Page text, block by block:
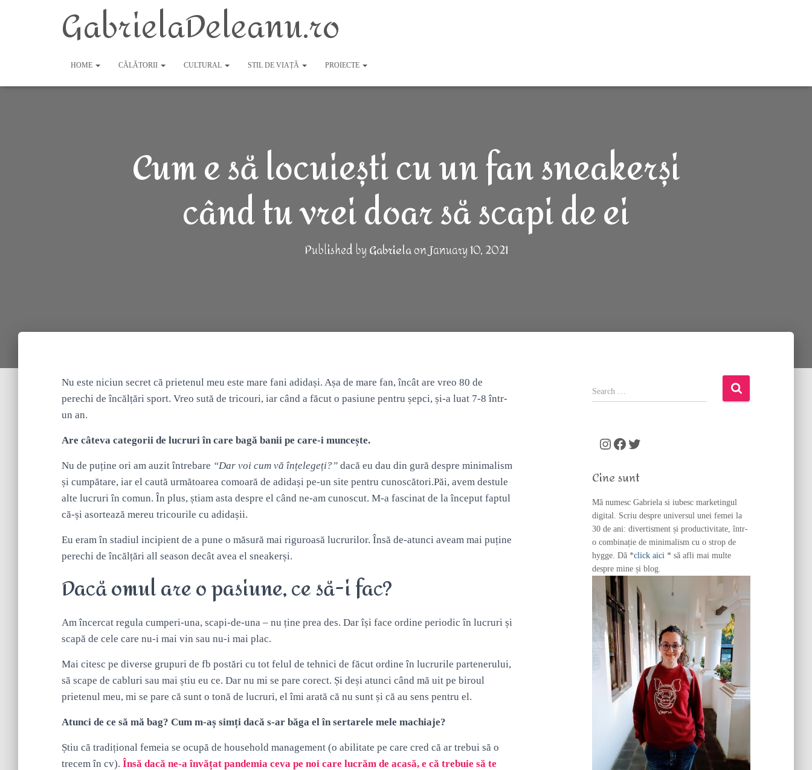
GabrielaDeleanu.ro
HOME CĂLĂTORII CULTURAL STIL DE VIAȚĂ PROIECTE
Cum e să locuiești cu un fan sneakerși
când tu vrei doar să scapi de ei
Published byGabrielaonJanuary 10, 2021
Nu este niciun secret că prietenul meu este mare fani adidași. Așa de mare fan, încât are vreo 80 de
perechi de încălțări sport. Vreo sută de tricouri, iar când a făcut o pasiune pentru șepci, și-a luat 7-8 într-
un an.
Are câteva categorii de lucruri în care bagă banii pe care-i muncește.
Nu de puține ori am auzit întrebare “Dar voi cum vă înțelegeți?” dacă eu dau din gură despre minimalism
și cumpătare, iar el caută următoarea comoară de adidași pe-un site pentru cunoscători.Păi, avem destule
alte lucruri în comun. În plus, știam asta despre el când ne-am cunoscut. M-a fascinat de la început faptul
că-și asortează mereu tricourile cu adidașii.
Eu eram în stadiul incipient de a pune o măsură mai riguroasă lucrurilor. Însă de-atunci aveam mai puține
perechi de încălțări all season decât avea el sneakerși.
Dacă omul are o pasiune, ce să-i fac?
Am încercat regula cumperi-una, scapi-de-una – nu ține prea des. Dar își face ordine periodic în lucruri și
scapă de cele care nu-i mai vin sau nu-i mai plac.
Mai citesc pe diverse grupuri de fb postări cu tot felul de tehnici de făcut ordine în lucrurile partenerului,
să scape de cabluri sau mai știu eu ce. Dar nu mi se pare corect. Și deși atunci când mă uit pe biroul
prietenul meu, mi se pare că sunt o tonă de lucruri, el îmi arată că nu sunt și că au sens pentru el.
Atunci de ce să mă bag? Cum m-aș simți dacă s-ar băga el în sertarele mele machiaje?
Știu că tradițional femeia se ocupă de household management (o abilitate pe care cred că ar trebui să o
trecem în cv). Însă dacă ne-a învățat pandemia ceva pe noi care lucrăm de acasă, e că trebuie să te
S
e
o
:
Instagram Facebook Twitter
Cine sunt
Mă numesc Gabriela si iubesc marketingul
digital. Scriu despre universul unei femei la
30 de ani: divertisment și productivitate, într-
o combinație de minimalism cu o strop de
hygge. Dă *click aici * să afli mai multe
despre mine și blog.